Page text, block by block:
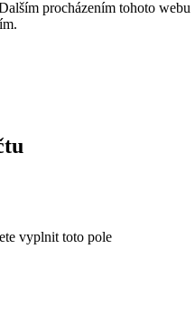
procházením tohoto webu
vyplnit toto pole